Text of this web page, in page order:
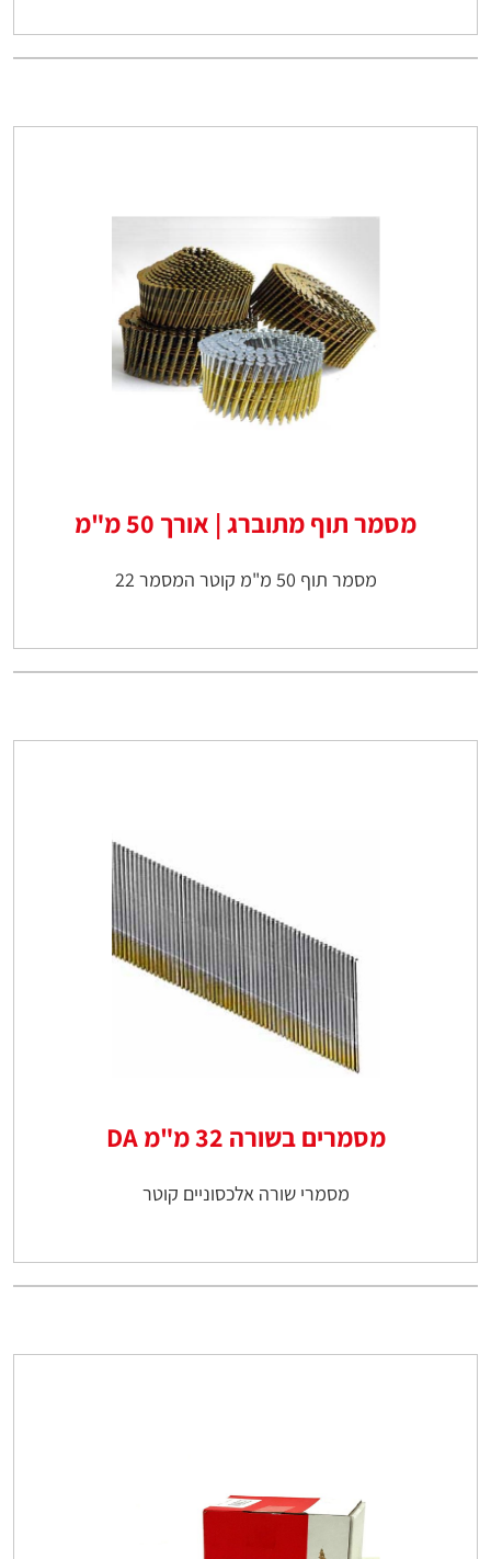
מסמר תוף מתוברג | אורך 50 מ"מ
מסמר תוף 50 מ"מ קוטר המסמר 22
מסמרים בשורה 32 מ"מ DA
מסמרי שורה אלכסוניים קוטר